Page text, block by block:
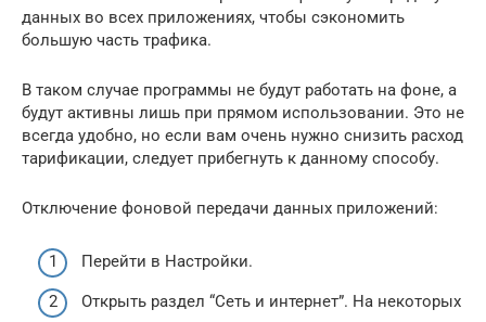
данных во всех приложениях, чтобы сэкономить
большую часть трафика.
В таком случае программы не будут работать на фоне, а
будут активны лишь при прямом использовании. Это не
всегда удобно, но если вам очень нужно снизить расход
тарификации, следует прибегнуть к данному способу.
Отключение фоновой передачи данных приложений:
Перейти в Настройки.
Открыть раздел “Сеть и интернет”. На некоторых